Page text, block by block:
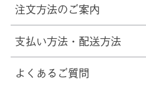
注文方法のご案内
支払い方法・配送方法
よくあるご質問